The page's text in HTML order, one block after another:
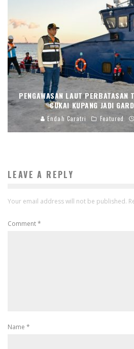
PENGAWASAN LAUT PERBATASAN
CUKAI KUPANG JADI
Endah Caratri Featured
LEAVE A REPLY
Your email address will not be published.
Comment*
Name *